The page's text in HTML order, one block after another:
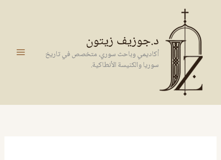
المحتوى
د.جوزيف زيتون
أكاديمي وباحث سوري، متخصص في تاريخ
سوريا والكنيسة الأنطاكية.